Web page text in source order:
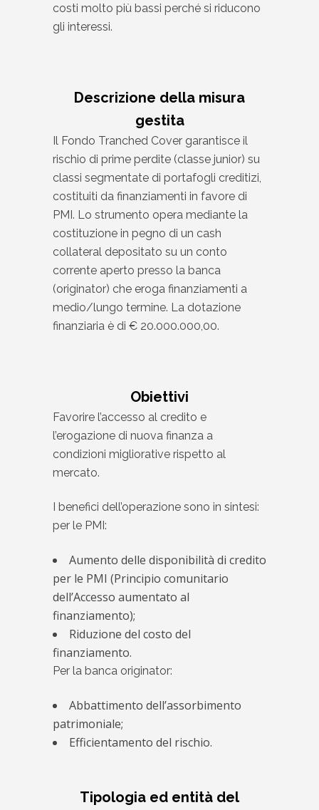
costi molto più bassi perché si riducono
gli interessi.
Descrizione della misura
gestita
Il Fondo Tranched Cover garantisce il
rischio di prime perdite (classe junior) su
classi segmentate di portafogli creditizi,
costituiti da finanziamenti in favore di
PMI. Lo strumento opera mediante la
costituzione in pegno di un cash
collateral depositato su un conto
corrente aperto presso la banca
(originator) che eroga finanziamenti a
medio/lungo termine. La dotazione
finanziaria è di € 20.000.000,00.
Obiettivi
Favorire l’accesso al credito e
l’erogazione di nuova finanza a
condizioni migliorative rispetto al
mercato.
I benefici dell’operazione sono in sintesi:
per le PMI:
Aumento delle disponibilità di credito
per le PMI (Principio comunitario
dell’Accesso aumentato al
finanziamento);
Riduzione del costo del
finanziamento.
Per la banca originator:
Abbattimento dell’assorbimento
patrimoniale;
Efficientamento del rischio.
Tipologia ed entità del